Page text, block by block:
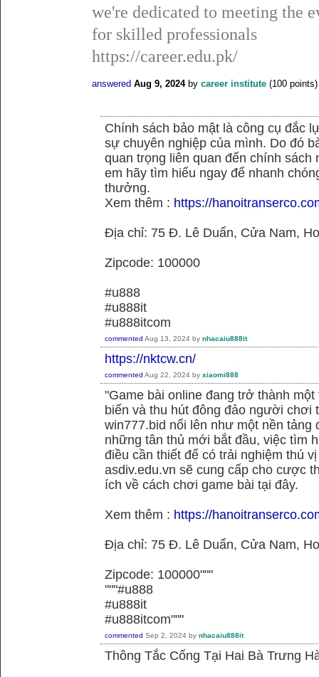
we're dedicated to meeting the
for skilled professionals
https://career.edu.pk/
answered Aug 9, 2024 by career institute (100 points)
Chính sách bảo mật là công cụ đắc
sự chuyên nghiệp của mình. Do đó
quan trọng liên quan đến chính
em hãy tìm hiểu ngay để nhanh
thưởng.
Xem thêm : https://
Địa chỉ: 75 Đ. Lê Duẩn, Cửa Nam,
Zipcode: 100000
#u888
#u888it
#u888itcom
commented Aug 13, 2024 by nhacaiu888it
https://nktcw.cn/
commented Aug 22, 2024 by xiaomi888
"Game bài online đang trở thành
biến và thu hút đông đảo người chơi
win777.bid nổi lên như một nền
những tân thủ mới bắt đầu, việc tìm
điều cần thiết để có trải nghiệm thú
asdiv.edu.vn sẽ cung cấp cho cược
ích về cách chơi game bài tại đây.
Xem thêm : https://
Địa chỉ: 75 Đ. Lê Duẩn, Cửa Nam,
Zipcode: 100000"""
"""#u888
#u888it
#u888itcom"""
commented Sep 2, 2024 by nhacaiu888it
Thông Tắc Cống Tại Hai Bà Trưng